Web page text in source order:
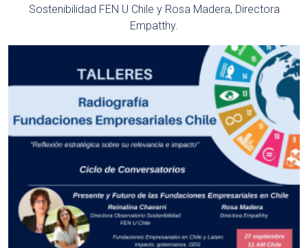
Sostenibilidad FEN U Chile y Rosa Madera, Directora
Empatthy.